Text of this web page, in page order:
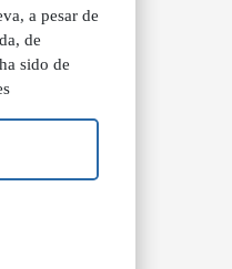
a pesar de
de
sido de